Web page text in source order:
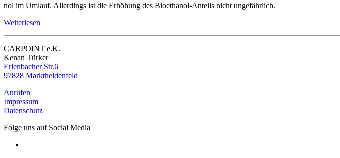
nol im Umlauf. Allerdings ist die Erhöhung des Bioethanol-Anteils nicht ungefährlich.
Weiterlesen
CARPOINT e.K.
Kenan Türker
Erlenbacher Str.6
97828 Marktheidenfeld
Anrufen
Impressum
Datenschutz
Folge uns auf Social Media